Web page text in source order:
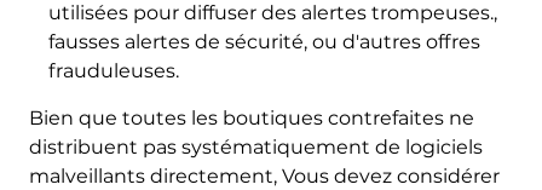
utilisées pour diffuser des alertes trompeuses.,
fausses alertes de sécurité, ou d'autres offres
frauduleuses.
Bien que toutes les boutiques contrefaites ne
distribuent pas systématiquement de logiciels
malveillants directement, Vous devez considérer